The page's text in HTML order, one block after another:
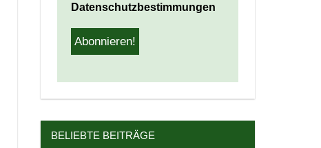
Datenschutzbestimmungen
BELIEBTE BEITRÄGE